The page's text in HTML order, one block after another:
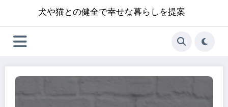
犬や猫との健全で幸せな暮らしを提案